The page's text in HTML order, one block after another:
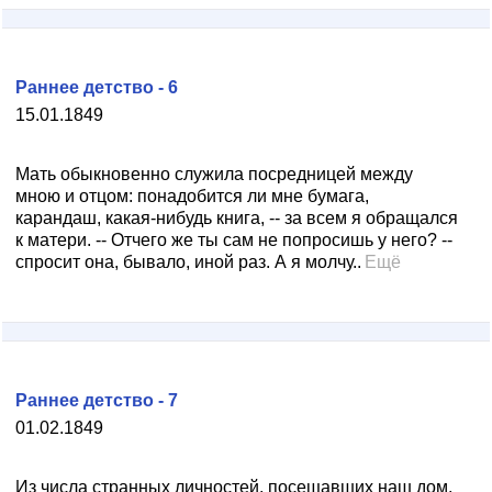
15.01.1849
Раннее детство - 6
Мать обыкновенно служила посредницей между
мною и отцом: понадобится ли мне бумага,
карандаш, какая-нибудь книга, -- за всем я обращался
к матери. -- Отчего же ты сам не попросишь у него? --
спросит она, бывало, иной раз. А я молчу.. Ещё
01.02.1849
Раннее детство - 7
Из числа странных личностей, посещавших наш дом,